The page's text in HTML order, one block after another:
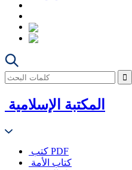
المكتبة الإسلامية
كتب PDF
كتاب الأمة